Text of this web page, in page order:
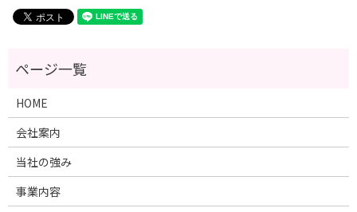
HOME
会社案内
当社の強み
事業内容